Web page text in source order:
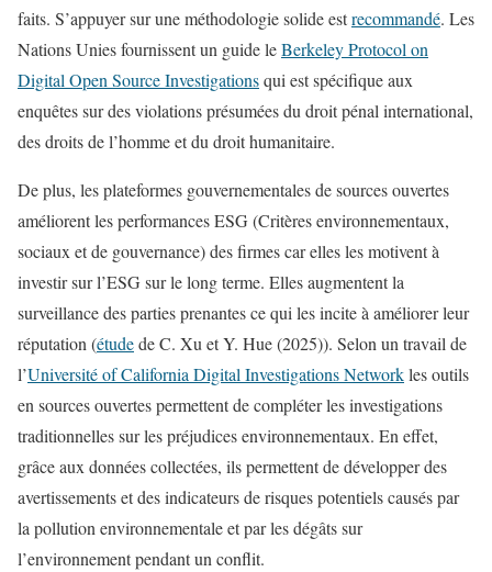
faits. S’appuyer sur une méthodologie solide estrecommandé. Les
Nations Unies fournissent un guide leBerkeley Protocol on
Digital Open Source Investigationsqui est spécifique aux
enquêtes sur des violations présumées du droit pénal international,
des droits de l’homme et du droit humanitaire.
De plus, les plateformes gouvernementales de sources ouvertes
améliorent les performances ESG (Critères environnementaux,
sociaux et de gouvernance) des firmes car elles les motivent à
investir sur l’ESG sur le long terme. Elles augmentent la
surveillance des parties prenantes ce qui les incite à améliorer leur
réputation (étudede C. Xu et Y. Hue (2025)). Selon un travail de
l’Université of California Digital Investigations Networkles outils
en sources ouvertes permettent de compléter les investigations
traditionnelles sur les préjudices environnementaux. En effet,
grâce aux données collectées, ils permettent de développer des
avertissements et des indicateurs de risques potentiels causés par
la pollution environnementale et par les dégâts sur
l’environnement pendant un conflit.